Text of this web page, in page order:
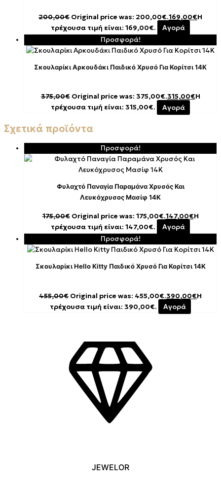
200,00€ Original price was: 200,00€.169,00€Η
τρέχουσα τιμή είναι: 169,00€.
Αγορά
Προσφορά!
Σκουλαρίκι Αρκουδάκι Παιδικό Χρυσό Για Κορίτσι 14K
375,00€ Original price was: 375,00€.315,00€Η
τρέχουσα τιμή είναι: 315,00€.
Αγορά
Σχετικά προϊόντα
Προσφορά!
Φυλαχτό Παναγία Παραμάνα Χρυσός Και
Λευκόχρυσος Μασίφ 14K
175,00€ Original price was: 175,00€.147,00€Η
τρέχουσα τιμή είναι: 147,00€.
Αγορά
Προσφορά!
Σκουλαρίκι Hello Kitty Παιδικό Χρυσό Για Κορίτσι 14K
455,00€ Original price was: 455,00€.390,00€Η
τρέχουσα τιμή είναι: 390,00€.
Αγορά
JEWELOR